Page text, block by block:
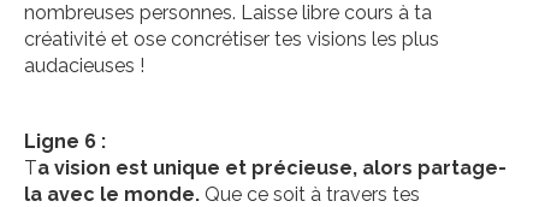
nombreuses personnes. Laisse libre cours à ta
créativité et ose concrétiser tes visions les plus
audacieuses !
Ligne 6 :
Ta vision est unique et précieuse, alors partage-
la avec le monde. Que ce soit à travers tes